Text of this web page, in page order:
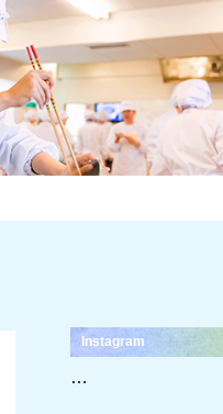
Instagram
…